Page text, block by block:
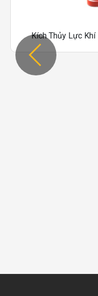
Kích Thủy Lực Khí